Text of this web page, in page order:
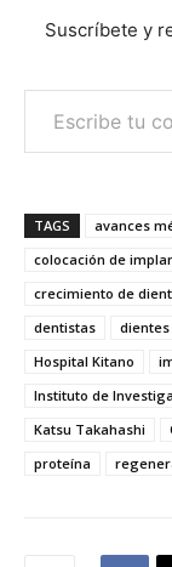
Suscríbete y
Escribe tu correo electrónico…
TAGS avances
colocación de
crecimiento de
dentistas
dientes
Hospital Kitano
Instituto de
Katsu Takahashi
proteína